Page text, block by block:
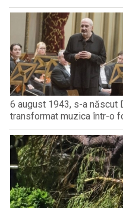
6 august 1943, s-a născut
transformat muzica într-o